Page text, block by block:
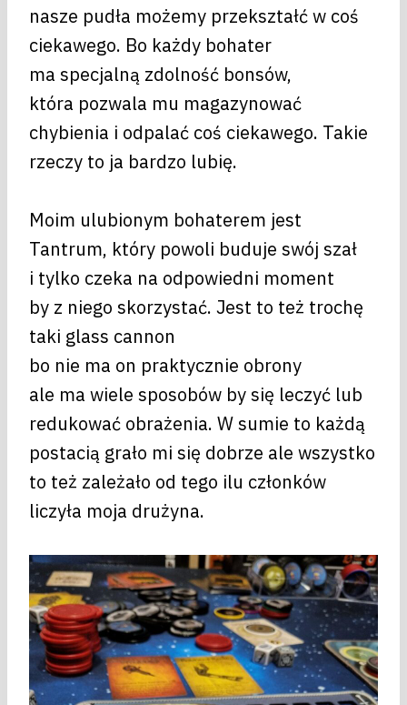
nasze pudła możemy przekształć w coś
ciekawego. Bo każdy bohater
ma specjalną zdolność bonsów,
która pozwala mu magazynować
chybienia i odpalać coś ciekawego. Takie
rzeczy to ja bardzo lubię.
Moim ulubionym bohaterem jest
Tantrum, który powoli buduje swój szał
i tylko czeka na odpowiedni moment
by z niego skorzystać. Jest to też trochę
taki glass cannon
bo nie ma on praktycznie obrony
ale ma wiele sposobów by się leczyć lub
redukować obrażenia. W sumie to każdą
postacią grało mi się dobrze ale wszystko
to też zależało od tego ilu członków
liczyła moja drużyna.